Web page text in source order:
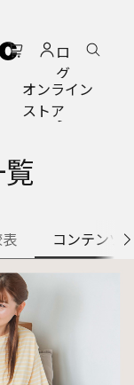
ロ
グ
イ
ン
オンライン
ストア
コンテンツ